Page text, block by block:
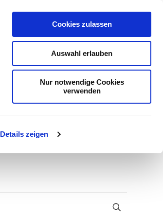
Details zeigen
Cookies zulassen
Auswahl erlauben
Nur notwendige Cookies
verwenden